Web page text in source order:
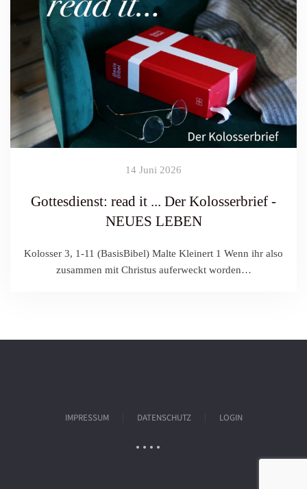
14 Juni 2026
Gottesdienst: read it ... Der Kolosserbrief -
NEUES LEBEN
Kolosser 3, 1-11 (BasisBibel) Malte Kleinert 1 Wenn ihr also
zusammen mit Christus auferweckt worden…
IMPRESSUM DATENSCHUTZ LOGIN